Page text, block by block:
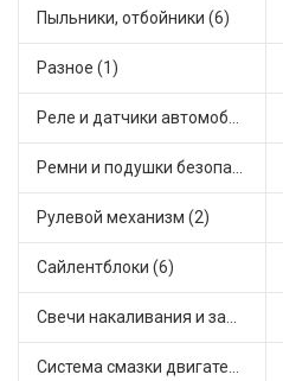
Пыльники, отбойники (6)
Разное (1)
Реле и датчики автомобильные (13)
Ремни и подушки безопасности (1)
Рулевой механизм (2)
Сайлентблоки (6)
Свечи накаливания и зажигания (1)
Система смазки двигателя (7)